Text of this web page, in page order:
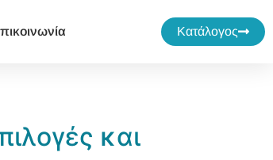
Κατάλογος
και